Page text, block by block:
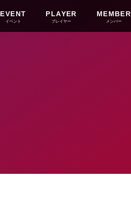
EVENT
イベント
PLAYER
プレイヤー
MEMBER
メンバー